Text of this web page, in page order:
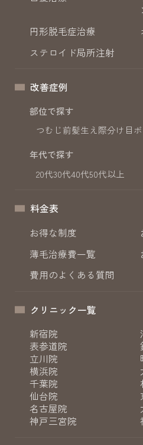
円形脱毛症治療
ステロイド局所注射
改善症例
部位で探す
つむじ前髪生え際分け目
年代で探す
20代30代40代50代以上
料金表
お得な制度
薄毛治療費一覧
費用のよくある質問
クリニック一覧
新宿院
表参道院
立川院
横浜院
千葉院
仙台院
名古屋院
神戸三宮院